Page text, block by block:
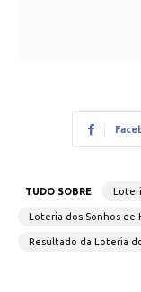
TUDO SOBRE
Loteria dos Sonhos de
Resultado da Loteria